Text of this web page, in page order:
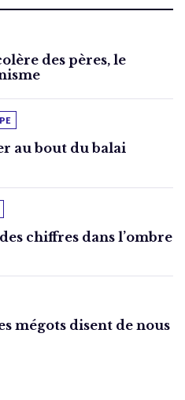
des pères, le
au bout du balai
chiffres dans l’ombre
mégots disent de nous